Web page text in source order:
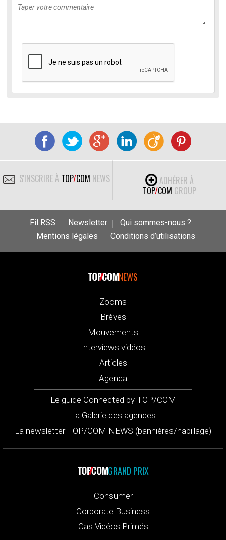
S'INSCRIRE À TOP/COM NEWS
ADHÉRER À
TOP/COM GROUP
Fil RSS Newsletter
Qui sommes-nous ?
Mentions légales
Conditions d’utilisations
NEWS
Zooms
Brèves
Mouvements
Interviews vidéos
Articles
Agenda
Le guide Connected by TOP/COM
La Galerie des agences
La newsletter TOP/COM NEWS (bannières/habillage)
GRAND PRIX
Consumer
Corporate Business
Cas Vidéos Primés